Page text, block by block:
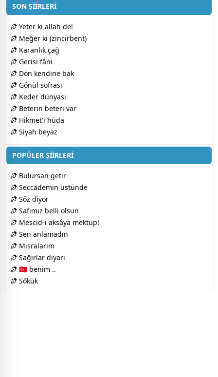
SON ŞİİRLERİ
Yeter ki allah de!
Meğer ki (zincirbent)
Karanlık çağ
Gerisi fâni
Dön kendine bak
Gönül sofrası
Keder dünyası
Beterin beteri var
Hikmet'i hüda
Siyah beyaz
POPÜLER ŞİİRLERİ
Bulursan getir
Seccademin üstünde
Söz diyor
Safımız belli olsun
Mescid-i aksâya mektup!
Sen anlamadın
Mısralarım
Sağırlar diyarı
🇹🇷 benim ..
Sökük